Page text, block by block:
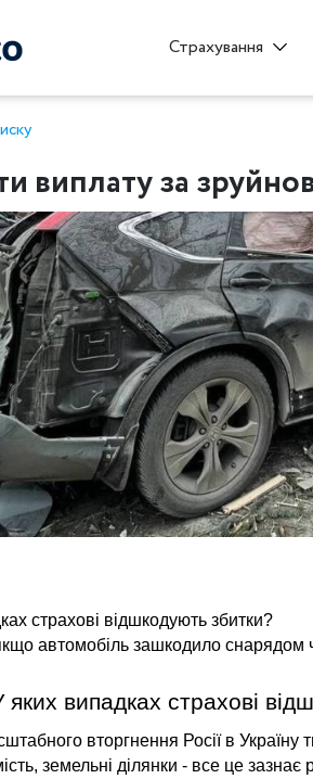
Страхування
виплату за
страхові відшкодують збитки?
автомобіль зашкодило снарядом
яких випадках страхові
вторгнення Росії в Україну
земельні ділянки - все це зазнає